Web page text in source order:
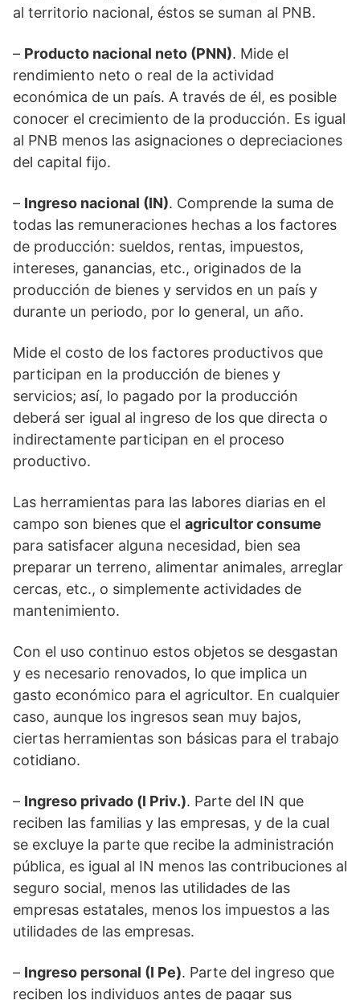
al territorio nacional, éstos se suman al PNB.
– Producto nacional neto (PNN). Mide el
rendimiento neto o real de la actividad
económica de un país. A través de él, es posible
conocer el crecimiento de la producción. Es igual
al PNB menos las asignaciones o depreciaciones
del capital fijo.
– Ingreso nacional (IN). Comprende la suma de
todas las remuneraciones hechas a los factores
de producción: sueldos, rentas, impuestos,
intereses, ganancias, etc., originados de la
producción de bienes y servidos en un país y
durante un periodo, por lo general, un año.
Mide el costo de los factores productivos que
participan en la producción de bienes y
servicios; así, lo pagado por la producción
deberá ser igual al ingreso de los que directa o
indirectamente participan en el proceso
productivo.
Las herramientas para las labores diarias en el
campo son bienes que el agricultor consume
para satisfacer alguna necesidad, bien sea
preparar un terreno, alimentar animales, arreglar
cercas, etc., o simplemente actividades de
mantenimiento.
Con el uso continuo estos objetos se desgastan
y es necesario renovados, lo que implica un
gasto económico para el agricultor. En cualquier
caso, aunque los ingresos sean muy bajos,
ciertas herramientas son básicas para el trabajo
cotidiano.
– Ingreso privado (l Priv.). Parte del IN que
reciben las familias y las empresas, y de la cual
se excluye la parte que recibe la administración
pública, es igual al IN menos las contribuciones al
seguro social, menos las utilidades de las
empresas estatales, menos los impuestos a las
utilidades de las empresas.
– Ingreso personal (I Pe). Parte del ingreso que
reciben los individuos antes de pagar sus